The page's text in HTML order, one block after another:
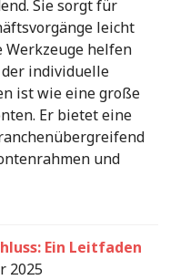
Sie sorgt für
leicht
Werkzeuge helfen
individuelle
ist wie eine große
Er bietet eine
und
Ein Leitfaden
2025